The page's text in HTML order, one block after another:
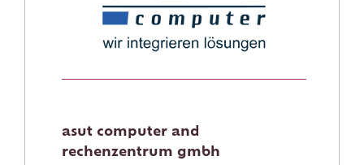
asut computer and
rechenzentrum gmbh